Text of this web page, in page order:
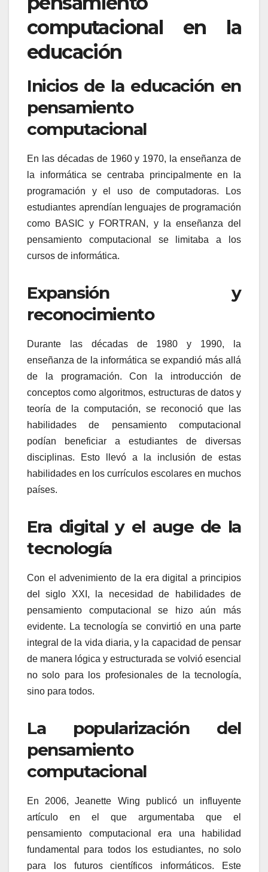
computacional en la
educación
Inicios de la educación en
pensamiento
computacional
En las décadas de 1960 y 1970, la enseñanza de
la informática se centraba principalmente en la
programación y el uso de computadoras. Los
estudiantes aprendían lenguajes de programación
como BASIC y FORTRAN, y la enseñanza del
pensamiento computacional se limitaba a los
cursos de informática.
Expansión y
reconocimiento
Durante las décadas de 1980 y 1990, la
enseñanza de la informática se expandió más allá
de la programación. Con la introducción de
conceptos como algoritmos, estructuras de datos y
teoría de la computación, se reconoció que las
habilidades de pensamiento computacional
podían beneficiar a estudiantes de diversas
disciplinas. Esto llevó a la inclusión de estas
habilidades en los currículos escolares en muchos
países.
Era digital y el auge de la
tecnología
Con el advenimiento de la era digital a principios
del siglo XXI, la necesidad de habilidades de
pensamiento computacional se hizo aún más
evidente. La tecnología se convirtió en una parte
integral de la vida diaria, y la capacidad de pensar
de manera lógica y estructurada se volvió esencial
no solo para los profesionales de la tecnología,
sino para todos.
La popularización del
pensamiento
computacional
En 2006, Jeanette Wing publicó un influyente
artículo en el que argumentaba que el
pensamiento computacional era una habilidad
fundamental para todos los estudiantes, no solo
para los futuros científicos informáticos. Este